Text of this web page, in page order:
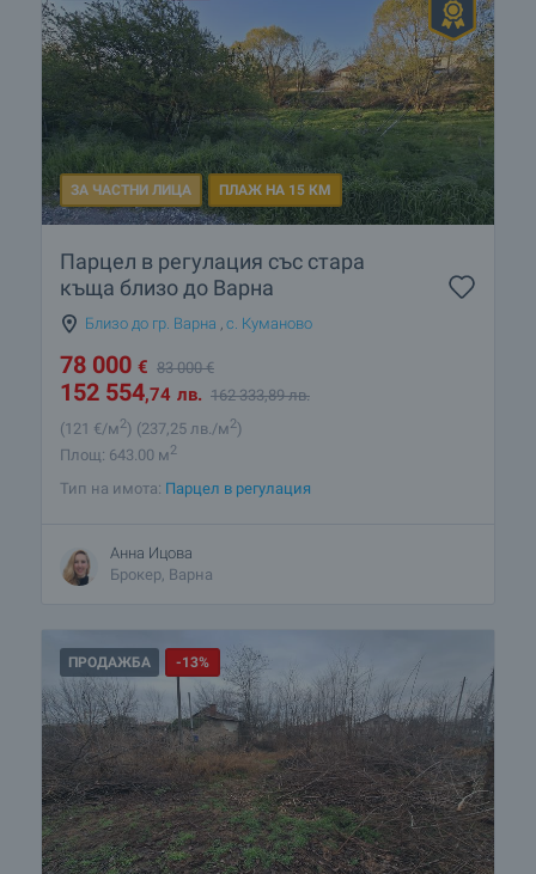
ЗА ЧАСТНИ ЛИЦА ПЛАЖ НА 15 КМ
Парцел в регулация със стара
къща близо до Варна
Близо до гр. Варна с. Куманово
78 000 € 83 000€
152 554,74 лв. 162 333,89 лв.
(121 €/м2) (237,25 лв./м2)
Площ: 643.00 м2
Тип на имота: Парцел в регулация
Анна Ицова
Брокер, Варна
ПРОДАЖБА -13%